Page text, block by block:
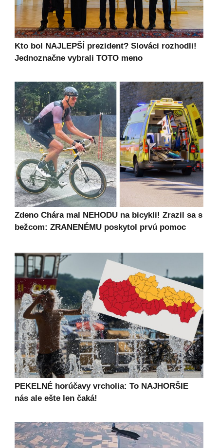
Kto bol NAJLEPŠÍ prezident? Slováci rozhodli!
Jednoznačne vybrali TOTO meno
Zdeno Chára mal NEHODU na bicykli! Zrazil sa s
bežcom: ZRANENÉMU poskytol prvú pomoc
PEKELNÉ horúčavy vrcholia: To NAJHORŠIE
nás ale ešte len čaká!